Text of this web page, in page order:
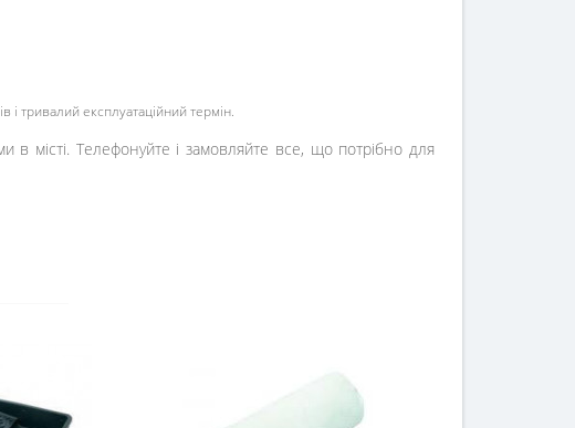
і тривалий експлуатаційний термін.
в місті. Телефонуйте і замовляйте все, що потрібно для